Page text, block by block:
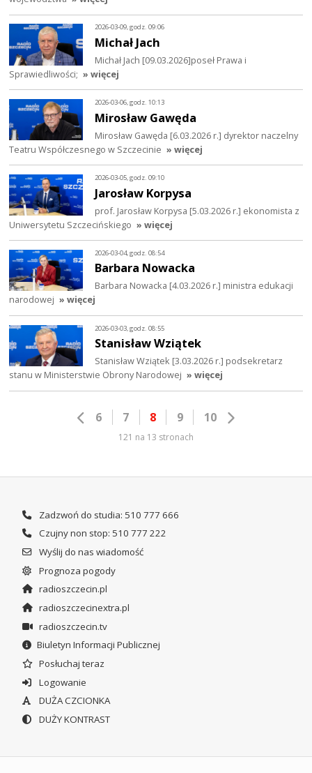
2026-03-09, godz. 09:06
Michał Jach
Michał Jach [09.03.2026]poseł Prawa i
Sprawiedliwości; » więcej
2026-03-06, godz. 10:13
Mirosław Gawęda
Mirosław Gawęda [6.03.2026 r.] dyrektor naczelny
Teatru Współczesnego w Szczecinie » więcej
2026-03-05, godz. 09:10
Jarosław Korpysa
prof. Jarosław Korpysa [5.03.2026 r.] ekonomista z
Uniwersytetu Szczecińskiego » więcej
2026-03-04, godz. 08:54
Barbara Nowacka
Barbara Nowacka [4.03.2026 r.] ministra edukacji
narodowej » więcej
2026-03-03, godz. 08:55
Stanisław Wziątek
Stanisław Wziątek [3.03.2026 r.] podsekretarz
stanu w Ministerstwie Obrony Narodowej » więcej
6 7 8 9 10
121 na 13 stronach
Zadzwoń do studia: 510 777 666
Czujny non stop: 510 777 222
Wyślij do nas wiadomość
Prognoza pogody
radioszczecin.pl
radioszczecinextra.pl
radioszczecin.tv
Biuletyn Informacji Publicznej
Posłuchaj teraz
Logowanie
DUŻA CZCIONKA
DUŻY KONTRAST